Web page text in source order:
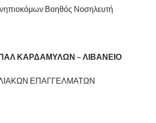
Βοηθός Νοσηλευτή
ΚΑΡΔΑΜΥΛΩΝ – ΛΙΒΑΝΕΙΟ
ΕΠΑΓΓΕΛΜΑΤΩΝ